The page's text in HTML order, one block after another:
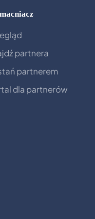
partnera
partnerem
dla partnerów